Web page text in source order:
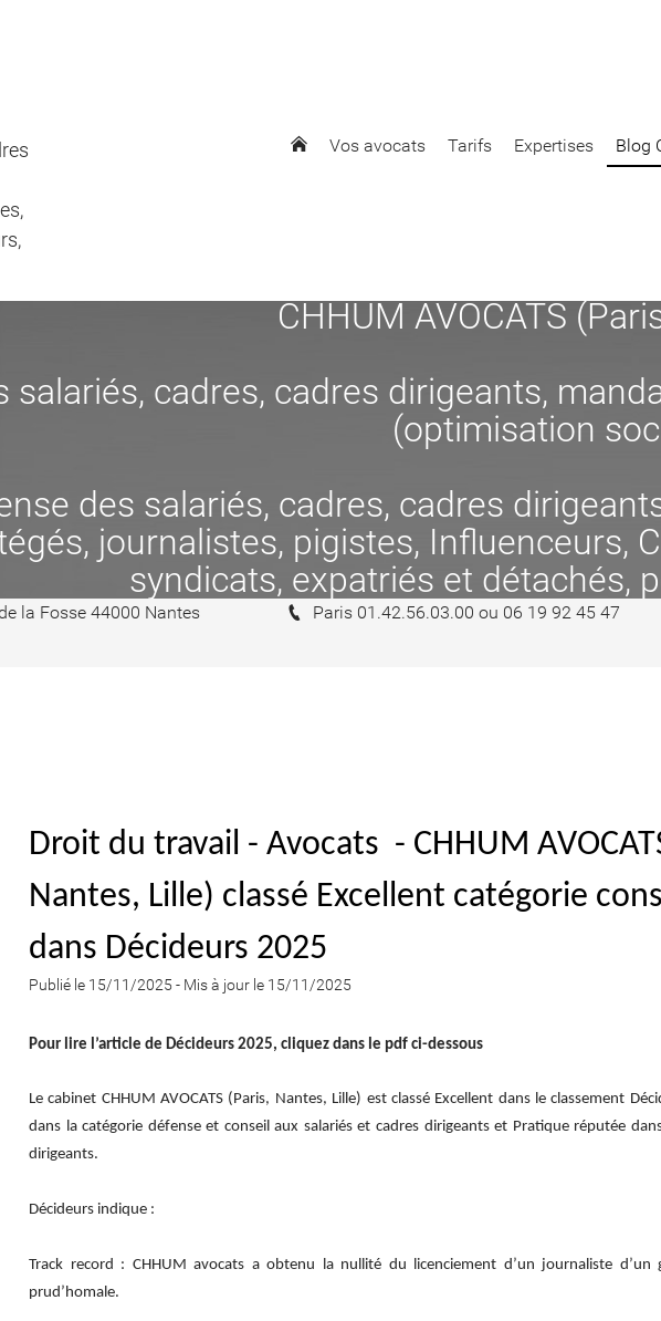
Vos avocats Tarifs Expertises Blog
CHHUM AVOCATS
cadres, cadres dirigeants,
(optimisation
des salariés, cadres, cadres
journalistes, pigistes, Influenceurs,
syndicats, expatriés et détachés,
la Fosse 44000 Nantes Paris 01.42.56.03.00 ou 06 19 92 45 47
Droit du travail - Avocats - CHHUM
Nantes, Lille) classé Excellent catégorie
dans Décideurs 2025
Publié le 15/11/2025 - Mis à jour le 15/11/2025
Pour lire l’article de Décideurs 2025, cliquez dans le pdf ci-dessous
Le cabinet CHHUM AVOCATS (Paris, Nantes, Lille) est classé Excellent dans le classement
dans la catégorie défense et conseil aux salariés et cadres dirigeants et Pratique réputée
dirigeants.
Décideurs indique :
Track record : CHHUM avocats a obtenu la nullité du licenciement d’un journaliste
prud’homale.